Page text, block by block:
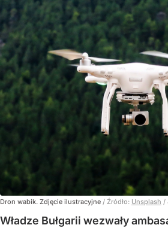
Dron wabik. Zdjęcie ilustracyjne / Źródło: Unsplash /
Władze Bułgarii wezwały